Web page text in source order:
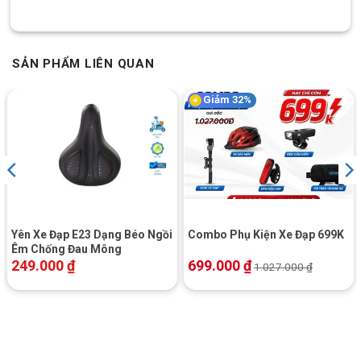
SẢN PHẨM LIÊN QUAN
Yên Xe Đạp E23 Dạng Béo Ngồi
Êm Chống Đau Mông
249.000₫
Giảm 32%
Combo Phụ Kiện Xe Đạp 699K
699.000₫1.027.000₫